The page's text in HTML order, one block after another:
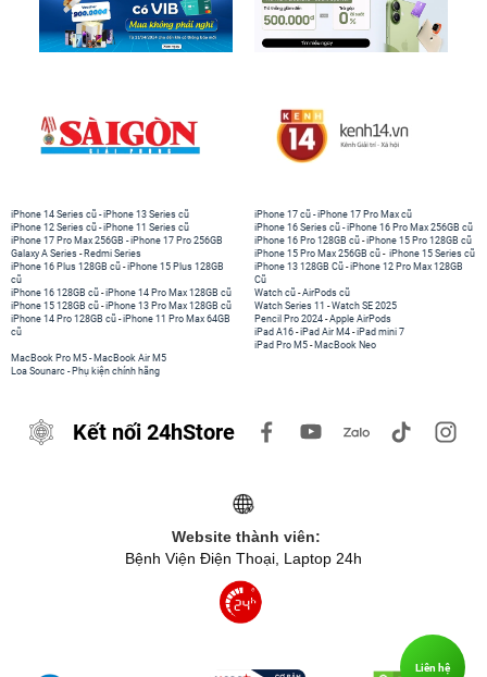
iPhone 14 Series cũ -iPhone 13 Series cũ
iPhone 12 Series cũ -iPhone 11 Series cũ
iPhone 17 Pro Max 256GB -iPhone 17 Pro 256GB
Galaxy A Series - Redmi Series
iPhone 17 cũ -iPhone 17 Pro Max cũ
iPhone 16 Series cũ - iPhone 16 Pro Max 256GB cũ
iPhone 16 Pro 128GB cũ -iPhone 15 Pro 128GB cũ
iPhone 15 Pro Max 256GB cũ - iPhone 15 Series cũ
iPhone 16 Plus 128GB cũ -iPhone 15 Plus 128GB
cũ
iPhone 16 128GB cũ -iPhone 14 Pro Max 128GB cũ
iPhone 15 128GB cũ -iPhone 13 Pro Max 128GB cũ
iPhone 14 Pro 128GB cũ -iPhone 11 Pro Max 64GB
cũ
iPhone 13 128GB Cũ -iPhone 12 Pro Max 128GB
Cũ
Watch cũ -AirPods cũ
Watch Series 11 -Watch SE 2025
Pencil Pro 2024 -Apple AirPods
iPad A16 -iPad Air M4 -iPad mini 7
iPad Pro M5 - MacBook Neo
MacBook Pro M5 - MacBook Air M5
Loa Sounarc - Phụ kiện chính hãng
Kết nối 24hStore
Website thành viên:
Bệnh Viện Điện Thoại, Laptop 24h
Liên hệ